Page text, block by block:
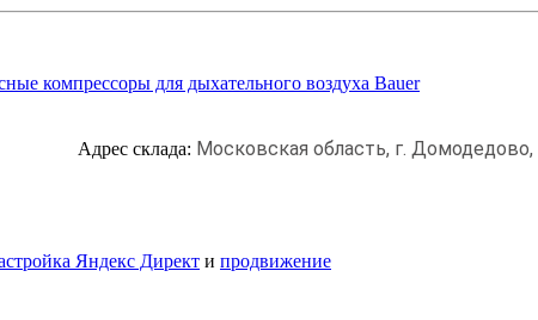
компрессоры для дыхательного воздуха Bauer
Адрес склада: Московская область, г. Домодедово,
Яндекс Директ и продвижение